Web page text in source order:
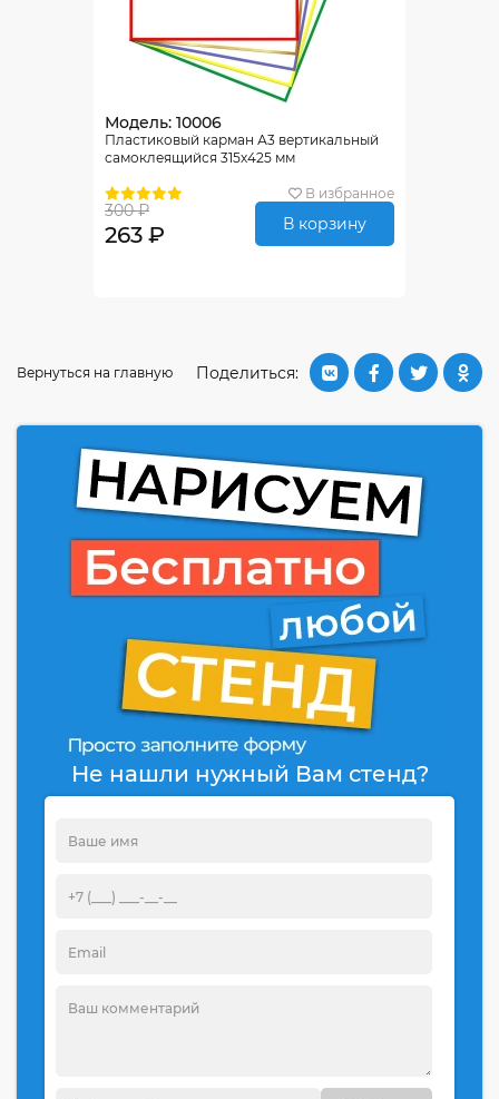
Модель: 10006
Пластиковый карман А3 вертикальный
самоклеящийся 315х425 мм
В избранное
300 ₽
263 ₽ В корзину
Поделиться:
Вернуться на главную
Не нашли нужный Вам стенд?